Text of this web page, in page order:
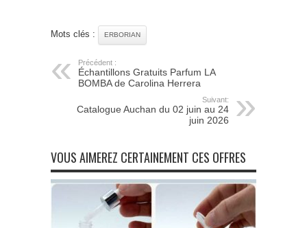
Mots clés : ERBORIAN
Précédent :
Échantillons Gratuits Parfum LA
BOMBA de Carolina Herrera
Suivant:
Catalogue Auchan du 02 juin au 24
juin 2026
VOUS AIMEREZ CERTAINEMENT CES OFFRES